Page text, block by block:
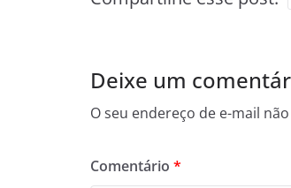
Deixe um
O seu endereço de e-mail
Comentário *